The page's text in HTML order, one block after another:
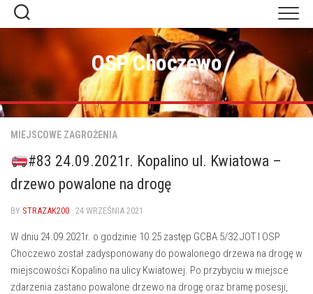
Skip
content
OSP Choczewo
MIEJSCOWE ZAGROŻENIA
#83 24.09.2021r. Kopalino ul. Kwiatowa –
drzewo powalone na drogę
BY STRAZAK200 · 24 WRZEŚNIA 2021
W dniu 24.09.2021r. o godzinie 10.25 zastęp GCBA 5/32 JOT I OSP
Choczewo został zadysponowany do powalonego drzewa na drogę w
miejscowości Kopalino na ulicy Kwiatowej. Po przybyciu w miejsce
zdarzenia zastano powalone drzewo na drogę oraz bramę posesji,